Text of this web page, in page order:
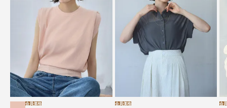
会員価格 会員価格 会